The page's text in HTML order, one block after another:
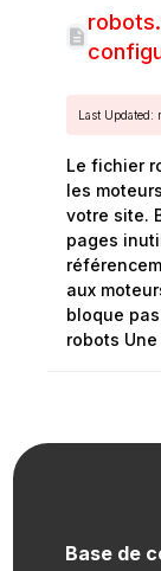
Last Updated:
Le fichier
les
votre site.
pages
aux
bloque
robots
Base de